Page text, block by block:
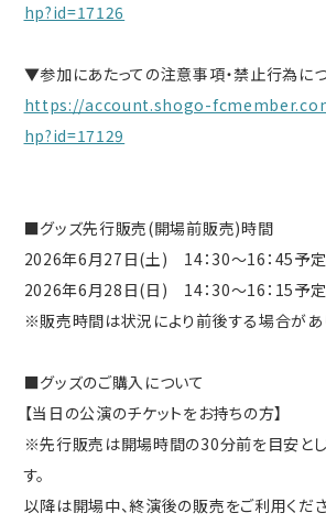
hp?id=17126
▼参加にあたっての注意事項・禁止行為に
https://account.shogo-
hp?id=17129
■グッズ先行販売(開場前販売)時間
2026年6月27日(土) 14：30～16：45予定
2026年6月28日(日) 14：30～16：15予定
※販売時間は状況により前後する場合があ
■グッズのご購入について
【当日の公演のチケットをお持ちの方】
※先行販売は開場時間の30分前を目安と
す。
以降は開場中、終演後の販売をご利用くださ